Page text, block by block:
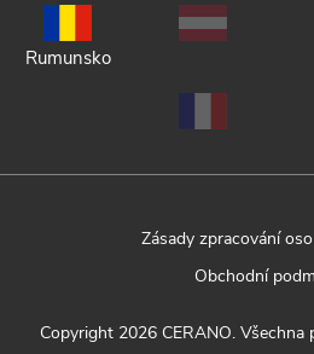
Rumunsko
Zásady zpracování
Obchodní
Copyright 2026 CERANO. Všechna